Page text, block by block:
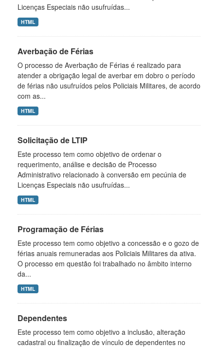
Licenças Especiais não usufruídas...
HTML
Averbação de Férias
O processo de Averbação de Férias é realizado para
atender a obrigação legal de averbar em dobro o período
de férias não usufruídos pelos Policiais Militares, de acordo
com as...
HTML
Solicitação de LTIP
Este processo tem como objetivo de ordenar o
requerimento, análise e decisão de Processo
Administrativo relacionado à conversão em pecúnia de
Licenças Especiais não usufruídas...
HTML
Programação de Férias
Este processo tem como objetivo a concessão e o gozo de
férias anuais remuneradas aos Policiais Militares da ativa.
O processo em questão foi trabalhado no âmbito interno
da...
HTML
Dependentes
Este processo tem como objetivo a inclusão, alteração
cadastral ou finalização de vínculo de dependentes no